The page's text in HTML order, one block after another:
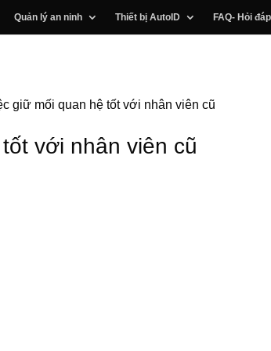
Quản lý an ninh Thiết bị AutoID FAQ- Hỏi đáp
giữ mối quan hệ tốt với nhân viên cũ
với nhân viên cũ